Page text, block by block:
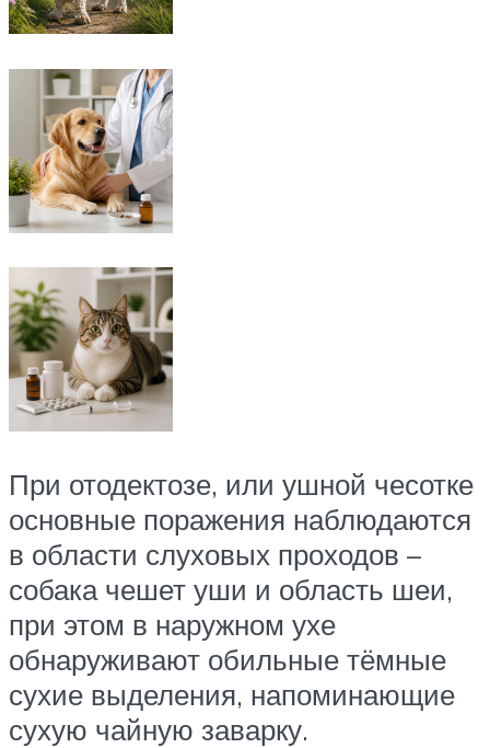
При отодектозе, или ушной чесотке
основные поражения наблюдаются
в области слуховых проходов –
собака чешет уши и область шеи,
при этом в наружном ухе
обнаруживают обильные тёмные
сухие выделения, напоминающие
сухую чайную заварку.